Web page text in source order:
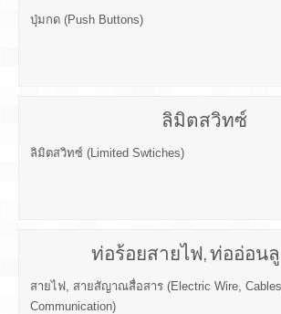
ปุ่มกด (Push Buttons)
ลิมิตสวิทซ์
ลิมิตสวิทซ์ (Limited Swtiches)
ท่อร้อยสายไฟ, ท่ออ่อน
สายไฟ, สายสัญาณสื่อสาร (Electric Wire,
Communication)